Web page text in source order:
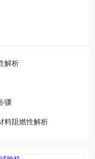
解析
骤
料阻燃性解析